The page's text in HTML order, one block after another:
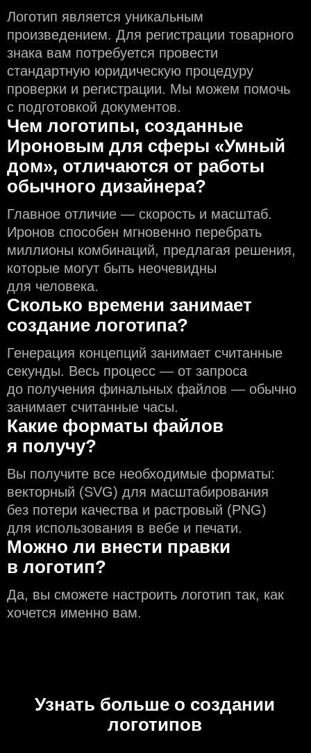
Логотип является уникальным
произведением. Для регистрации товарного
знака вам потребуется провести
стандартную юридическую процедуру
проверки и регистрации. Мы можем помочь
с подготовкой документов.
Чем логотипы, созданные
Ироновым для сферы «Умный
дом», отличаются от работы
обычного дизайнера?
Главное отличие — скорость и масштаб.
Иронов способен мгновенно перебрать
миллионы комбинаций, предлагая решения,
которые могут быть неочевидны
для человека.
Сколько времени занимает
создание логотипа?
Генерация концепций занимает считанные
секунды. Весь процесс — от запроса
до получения финальных файлов — обычно
занимает считанные часы.
Какие форматы файлов
я получу?
Вы получите все необходимые форматы:
векторный (SVG) для масштабирования
без потери качества и растровый (PNG)
для использования в вебе и печати.
Можно ли внести правки
в логотип?
Да, вы сможете настроить логотип так, как
хочется именно вам.
Узнать больше о создании
логотипов